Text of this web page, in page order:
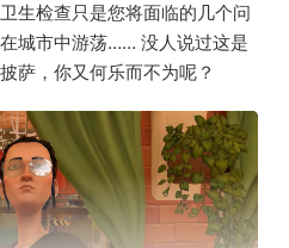
生检查只是您将面临的几个问
城市中游荡…… 没人说过这是
萨，你又何乐而不为呢？